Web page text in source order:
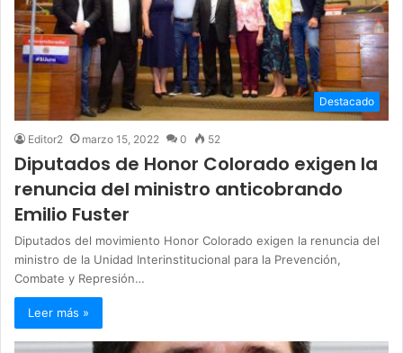
Destacado
Editor2 marzo 15, 2022 0 52
Diputados de Honor Colorado exigen la
renuncia del ministro anticobrando
Emilio Fuster
Diputados del movimiento Honor Colorado exigen la renuncia del
ministro de la Unidad Interinstitucional para la Prevención,
Combate y Represión…
Leer más »